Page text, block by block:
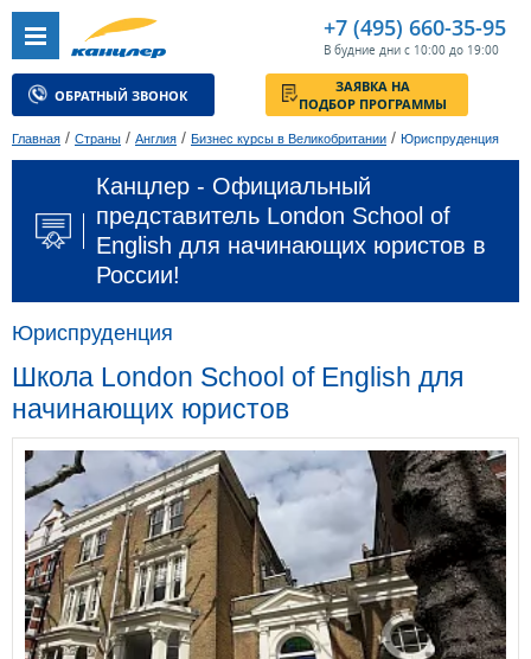
+7 (495) 660-35-95
В будние дни с 10:00 до 19:00
ОБРАТНЫЙ ЗВОНОК
ЗАЯВКА НА
ПОДБОР ПРОГРАММЫ
Главная / Страны / Англия / Бизнес курсы в Великобритании / Юриспруденция
Канцлер - Официальный
представитель London School of
English для начинающих юристов в
России!
Юриспруденция
Школа London School of English для
начинающих юристов